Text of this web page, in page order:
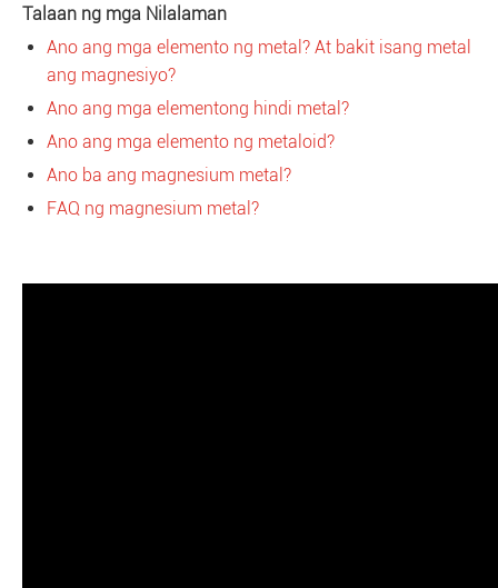
Talaan ng mga Nilalaman
Ano ang mga elemento ng metal? At bakit isang metal
ang magnesiyo?
Ano ang mga elementong hindi metal?
Ano ang mga elemento ng metaloid?
Ano ba ang magnesium metal?
FAQ ng magnesium metal?